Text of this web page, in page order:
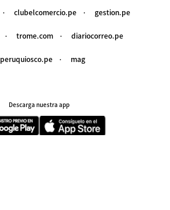
clubelcomercio.pe gestion.pe
trome.com diariocorreo.pe
peruquiosco.pe mag
Descarga nuestra app